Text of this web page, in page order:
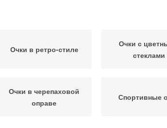
Очки в ретро-стиле
Очки с
стеклами
Очки в черепаховой
оправе
Спортивные